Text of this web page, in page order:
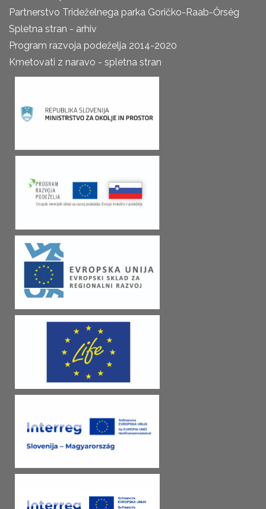
Partnerstvo Trideželnega parka Goričko-Raab-Őrség
Spletna stran - arhiv
Program razvoja podeželja 2014-2020
Kmetovati z naravo - spletna stran